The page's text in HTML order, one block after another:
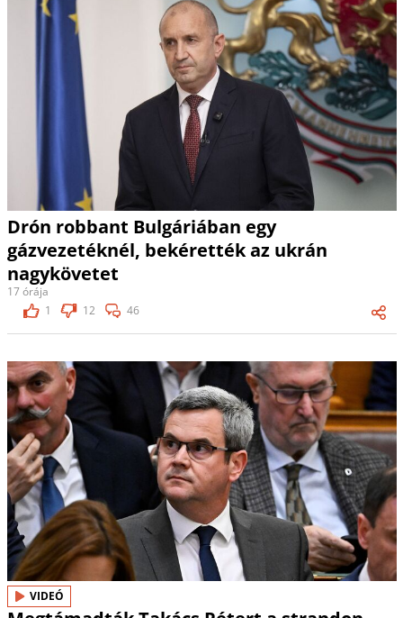
Drón robbant Bulgáriában egy
gázvezetéknél, bekérették az ukrán
nagykövetet
17 órája
1
12 46
VIDEÓ